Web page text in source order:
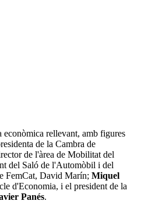
rellevant, amb figures
de la Cambra de
de l'àrea de Mobilitat del
del Saló de l'Automòbil i del
FemCat, David Marín; Miquel
d'Economia, i el president de la
Panés.